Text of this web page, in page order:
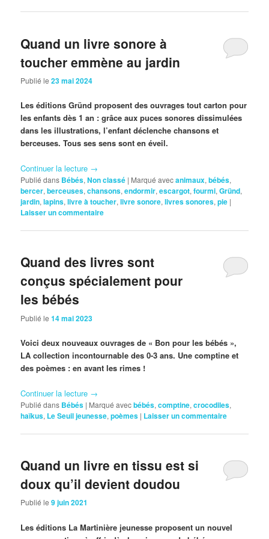
Quand un livre sonore à
toucher emmène au jardin
Publié le23 mai 2024
Les éditions Gründ proposent des ouvrages tout carton pour
les enfants dès 1 an : grâce aux puces sonores dissimulées
dans les illustrations, l’enfant déclenche chansons et
berceuses. Tous ses sens sont en éveil.
Continuer la lecture →
Publié dans Bébés,Non classé | Marqué avecanimaux,bébés,
bercer,berceuses,chansons,endormir,escargot,fourmi,Gründ,
jardin,lapins,livre à toucher,livre sonore,livres sonores,pie |
Laisser un commentaire
Quand des livres sont
conçus spécialement pour
les bébés
Publié le14 mai 2023
Voici deux nouveaux ouvrages de « Bon pour les bébés »,
LA collection incontournable des 0-3 ans. Une comptine et
des poèmes : en avant les rimes !
Continuer la lecture →
Publié dans Bébés | Marqué avecbébés,comptine,crocodiles,
haïkus, Le Seuil jeunesse,poèmes | Laisser un commentaire
Quand un livre en tissu est si
doux qu’il devient doudou
Publié le9 juin 2021
Les éditions La Martinière jeunesse proposent un nouvel